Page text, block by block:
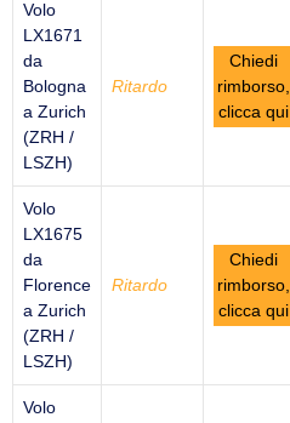
Volo
LX1671
da
Bologna
a Zurich
(ZRH /
LSZH)
Ritardo
Chiedi
rimborso,
clicca qui
Volo
LX1675
da
Florence
a Zurich
(ZRH /
LSZH)
Ritardo
Chiedi
rimborso,
clicca qui
Volo